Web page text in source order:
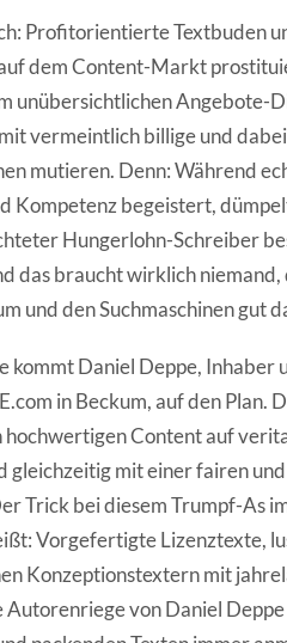
Profitorientierte Textbuden
dem Content-Markt
unübersichtlichen Angebote-
vermeintlich billige und
mutieren. Denn: Während
Kompetenz begeistert,
Hungerlohn-Schreiber
das braucht wirklich
und den Suchmaschinen gut
kommt Daniel Deppe,
in Beckum, auf den Plan.
hochwertigen Content auf
gleichzeitig mit einer fairen
Trick bei diesem Trumpf-As
Vorgefertigte Lizenztexte,
Konzeptionstextern mit
Autorenriege von Daniel